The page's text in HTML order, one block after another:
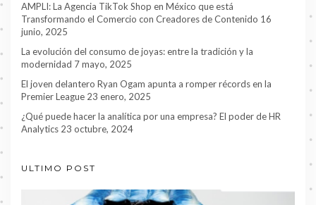
AMPLI: La Agencia TikTok Shop en México que está
Transformando el Comercio con Creadores de Contenido 16
junio, 2025
La evolución del consumo de joyas: entre la tradición y la
modernidad 7 mayo, 2025
El joven delantero Ryan Ogam apunta a romper récords en la
Premier League 23 enero, 2025
¿Qué puede hacer la analítica por una empresa? El poder de HR
Analytics 23 octubre, 2024
ULTIMO POST